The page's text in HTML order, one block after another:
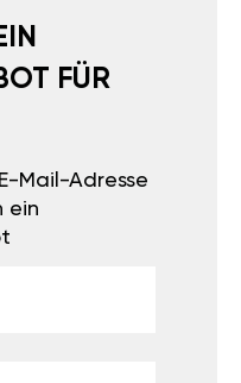
FÜR
Mail-Adresse
ein